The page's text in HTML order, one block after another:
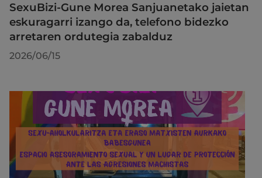
SexuBizi-Gune Morea Sanjuanetako jaietan
eskuragarri izango da, telefono bidezko
arretaren ordutegia zabalduz
2026/06/15